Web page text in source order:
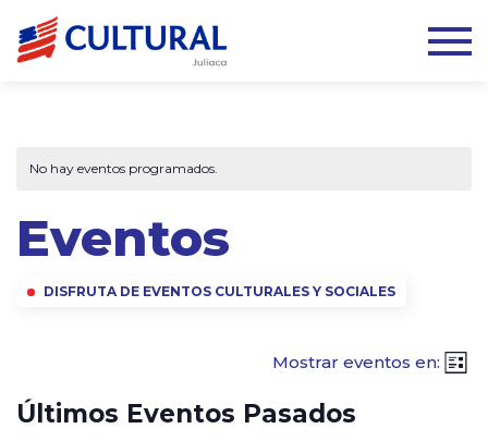
No hay eventos programados.
Eventos
DISFRUTA DE EVENTOS CULTURALES Y SOCIALES
Mostrar eventos en: Lista
Últimos Eventos Pasados